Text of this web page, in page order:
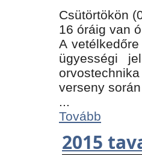
Csütörtökön
16 óráig van
A
ügyességi
verseny
...
Tovább
2015